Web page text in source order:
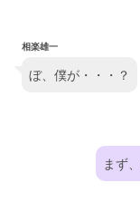
相楽雄一
ぼ、僕が・・・？
まず